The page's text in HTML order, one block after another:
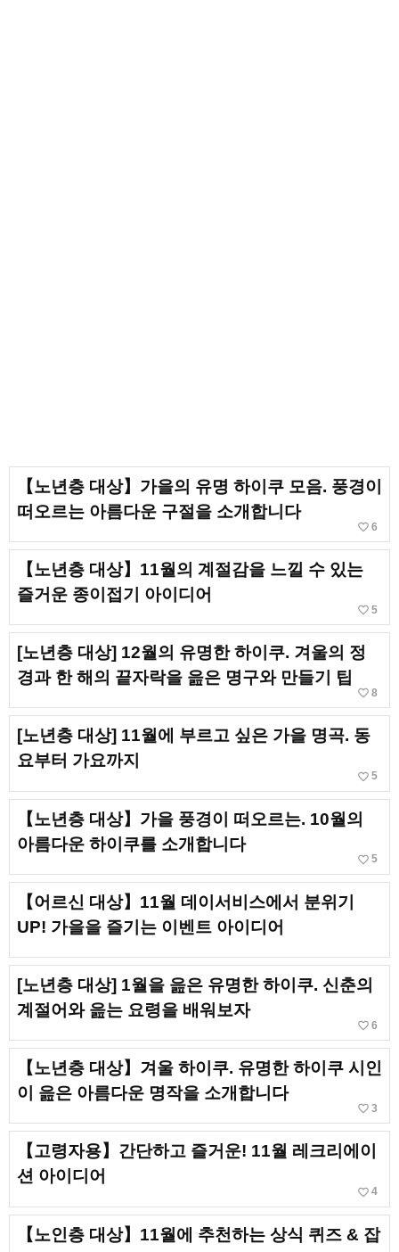
【노년층 대상】가을의 유명 하이쿠 모음. 풍경이
떠오르는 아름다운 구절을 소개합니다
favorite_border 6
【노년층 대상】11월의 계절감을 느낄 수 있는
즐거운 종이접기 아이디어
favorite_border 5
[노년층 대상] 12월의 유명한 하이쿠. 겨울의 정
경과 한 해의 끝자락을 읊은 명구와 만들기 팁
favorite_border 8
[노년층 대상] 11월에 부르고 싶은 가을 명곡. 동
요부터 가요까지
favorite_border 5
【노년층 대상】가을 풍경이 떠오르는. 10월의
아름다운 하이쿠를 소개합니다
favorite_border 5
【어르신 대상】11월 데이서비스에서 분위기
UP! 가을을 즐기는 이벤트 아이디어
[노년층 대상] 1월을 읊은 유명한 하이쿠. 신춘의
계절어와 읊는 요령을 배워보자
favorite_border 6
【노년층 대상】겨울 하이쿠. 유명한 하이쿠 시인
이 읊은 아름다운 명작을 소개합니다
favorite_border 3
【고령자용】간단하고 즐거운! 11월 레크리에이
션 아이디어
favorite_border 4
【노인층 대상】11월에 추천하는 상식 퀴즈 & 잡